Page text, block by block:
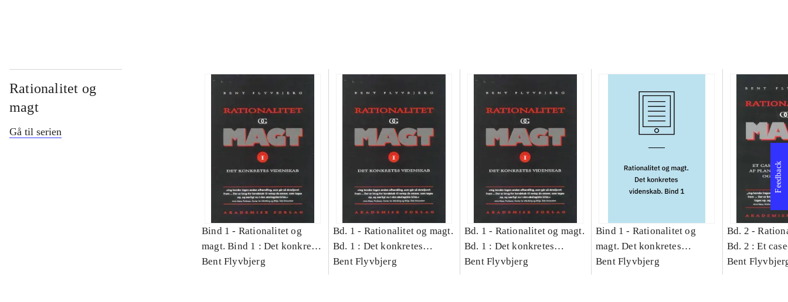
Rationalitet og
magt
Gå til serien
Bind 1 - Rationalitet og
magt. Bind 1 : Det konkretes
videnskab
Bent Flyvbjerg
Bd. 1 - Rationalitet og magt.
Bd. 1 : Det konkretes
videnskab
Bent Flyvbjerg
Bd. 1 - Rationalitet og magt.
Bd. 1 : Det konkretes
videnskab
Bent Flyvbjerg
Bind 1 - Rationalitet og
magt. Det konkretes
videnskab. Bind 1
Bent Flyvbjerg
Bd. 2 -
Bd. 2 : Et
studie af
Bent
Feedback